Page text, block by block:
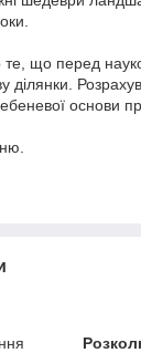
що перед
ділянки.
основи